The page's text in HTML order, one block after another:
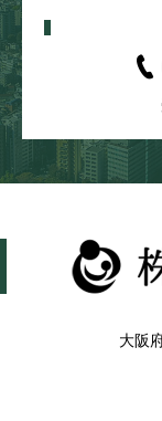
大阪